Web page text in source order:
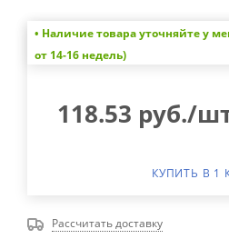
• Наличие товара уточняйте у
от 14-16 недель)
118.53 руб./
КУПИТЬ В 1
Рассчитать доставку